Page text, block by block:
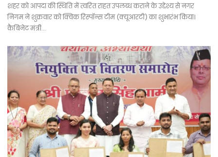
शहर को आपदा की स्थिति में त्वरित राहत उपलब्ध कराने के उद्देश्य से नगर
निगम ने शुक्रवार को क्विक रिस्पॉन्स टीम (क्यूआरटी) का शुभारंभ किया।
कैबिनेट मंत्री…